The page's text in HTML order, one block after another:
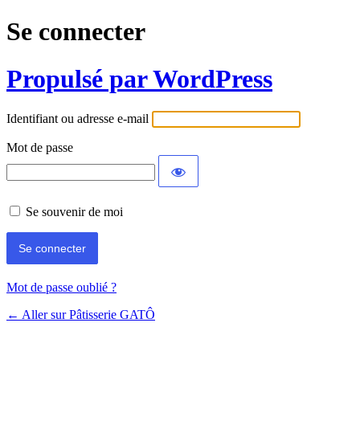
Se connecter
Propulsé par WordPress
Identifiant ou adresse e-mail
Mot de passe
Se souvenir de moi
Mot de passe oublié ?
← Aller sur Pâtisserie GATÔ